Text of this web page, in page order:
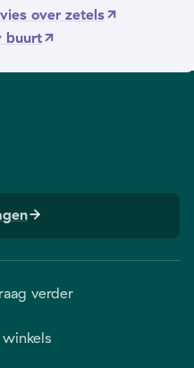
over zetels
buurt
verder